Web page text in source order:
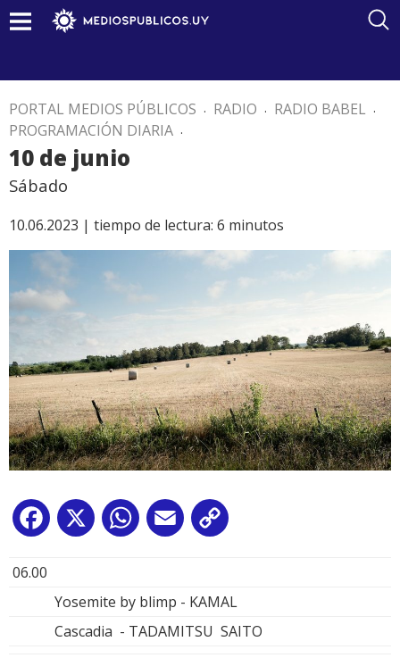
PORTAL MEDIOS PÚBLICOS . RADIO . RADIO BABEL .
PROGRAMACIÓN DIARIA .
10 de junio
Sábado
10.06.2023 | tiempo de lectura: 6 minutos
Facebook
X WhatsApp
Email
06.00
Yosemite by blimp - KAMAL
Cascadia - TADAMITSU SAITO